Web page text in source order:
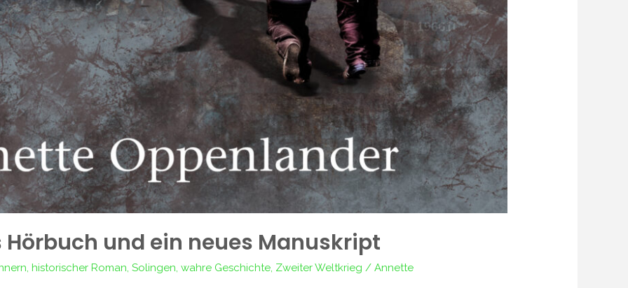
Hörbuch und ein neues Manuskript
, historischer Roman,Solingen,wahre Geschichte, Zweiter Weltkrieg /Annette